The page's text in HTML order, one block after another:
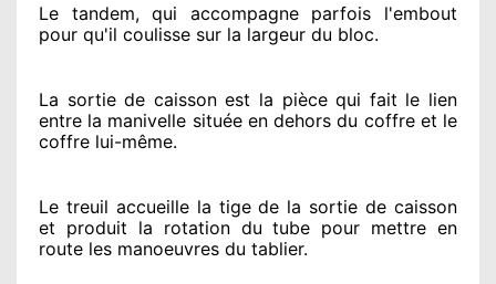
Le tandem, qui accompagne parfois l'embout
pour qu'il coulisse sur la largeur du bloc.
La sortie de caisson est la pièce qui fait le lien
entre la manivelle situéeen dehors du coffre et le
coffre lui-même.
Le treuil accueille la tige de la sortie de caisson
et produit la rotation du tube pour mettre en
route les manoeuvres du tablier.